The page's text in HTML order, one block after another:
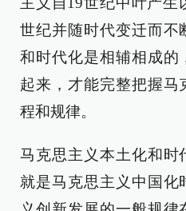
世纪并随时代变迁而不
和时代化是相辅相成的
起来，才能完整把握马
程和规律。
马克思主义本土化和时
就是马克思主义中国化